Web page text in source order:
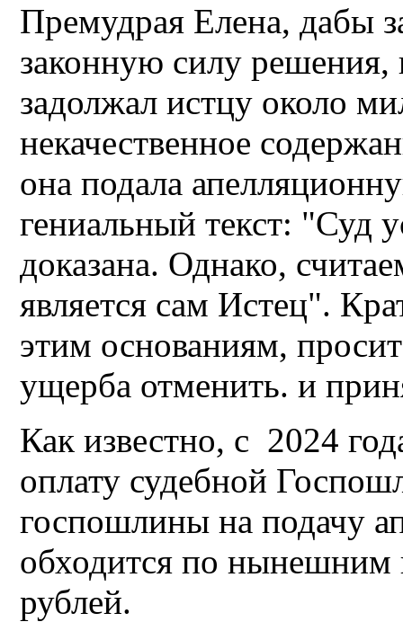
Премудрая Елена, дабы
законную силу
задолжал истцу около
некачественное
она подала
гениальный текст: "Суд
доказана. Однако,
является сам Истец".
этим основаниям,
ущерба отменить. и
Как известно, с 2024
оплату судебной
госпошлины на подачу
обходится по
рублей.